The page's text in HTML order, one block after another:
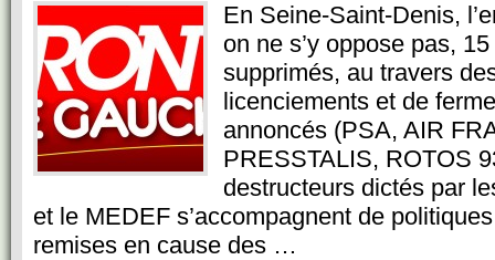
En Seine-Saint-Denis,
on ne s’y oppose pas,
supprimés, au travers
licenciements et de
annoncés (PSA, AIR
PRESSTALIS, ROTOS
destructeurs dictés par
et le MEDEF s’accompagnent de
remises en cause des …